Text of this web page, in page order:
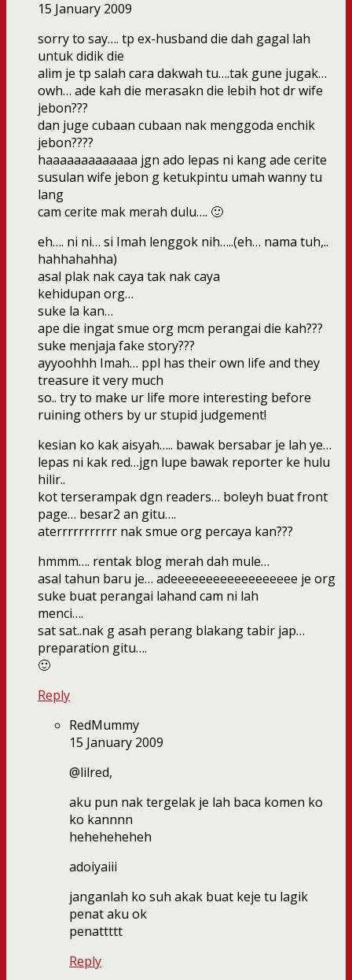
15 January 2009
sorry to say…. tp ex-husband die dah gagal lah
untuk didik die
alim je tp salah cara dakwah tu….tak gune jugak…
owh… ade kah die merasakn die lebih hot dr wife
jebon???
dan juge cubaan cubaan nak menggoda enchik
jebon????
haaaaaaaaaaaaa jgn ado lepas ni kang ade cerite
susulan wife jebon g ketukpintu umah wanny tu
lang
cam cerite mak merah dulu…. 🙂
eh…. ni ni… si Imah lenggok nih…..(eh… nama tuh,..
hahhahahha)
asal plak nak caya tak nak caya
kehidupan org…
suke la kan…
ape die ingat smue org mcm perangai die kah???
suke menjaja fake story???
ayyoohhh Imah… ppl has their own life and they
treasure it very much
so.. try to make ur life more interesting before
ruining others by ur stupid judgement!
kesian ko kak aisyah….. bawak bersabar je lah ye…
lepas ni kak red…jgn lupe bawak reporter ke hulu
hilir..
kot terserampak dgn readers… boleyh buat front
page… besar2 an gitu….
aterrrrrrrrrrr nak smue org percaya kan???
hmmm…. rentak blog merah dah mule…
asal tahun baru je… adeeeeeeeeeeeeeeeeee je org
suke buat perangai lahand cam ni lah
menci….
sat sat..nak g asah perang blakang tabir jap…
preparation gitu….
🙂
Reply
RedMummy
15 January 2009
@lilred,
aku pun nak tergelak je lah baca komen ko
ko kannnn
heheheheheh
adoiyaiii
janganlah ko suh akak buat keje tu lagik
penat aku ok
penattttt
Reply